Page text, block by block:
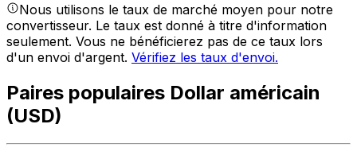
Nous utilisons le taux de marché moyen pour notre
convertisseur. Le taux est donné à titre d'information
seulement. Vous ne bénéficierez pas de ce taux lors
d'un envoi d'argent. Vérifiez les taux d'envoi.
Paires populaires Dollar américain
(USD)